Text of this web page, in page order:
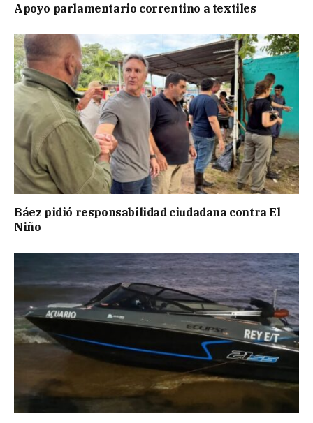
Apoyo parlamentario correntino a textiles
Báez pidió responsabilidad ciudadana contra El
Niño